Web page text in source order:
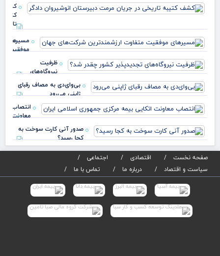
کشف
کتیبه
جریان
مرمتمسیرهای
موفقیت
شرکت‌های
جه
ظرفیت
نیروگاه‌های
تجدیدپذیر کشور
چقدر شد؟
بی‌وای‌دی به مصاف رقبای
ژاپنی می‌رود
انتصاب
معاونت
بیمه
مرکزی
جمهوری
صدور آنی کارت سوخت به
کجا رسید؟
صفحه نخست
اقتصادی
اجتماعی
سیاست و اقتصاد
درباره ما تماس با ما